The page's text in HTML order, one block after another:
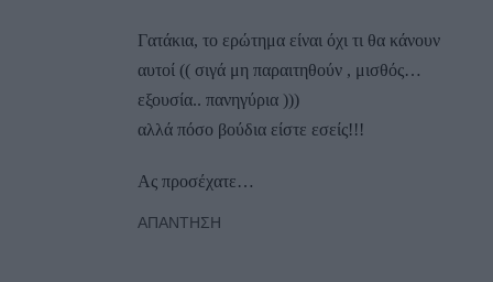
Γατάκια, το ερώτημα είναι όχι τι θα κάνουν
αυτοί (( σιγά μη παραιτηθούν , μισθός…
εξουσία.. πανηγύρια )))
αλλά πόσο βούδια είστε εσείς!!!
Ας προσέχατε…
ΑΠΆΝΤΗΣΗ